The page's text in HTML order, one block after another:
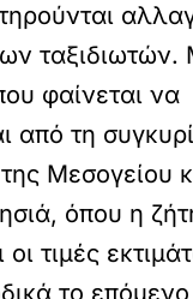
φαίνεται να
από τη
Μεσογείου
όπου η
τιμές
το